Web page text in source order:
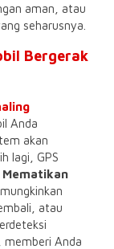
aman, atau
seharusnya.
Bergerak
Anda
akan
lagi, GPS
Mematikan
atau
memberi Anda